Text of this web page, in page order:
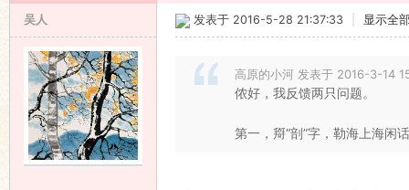
吴人 发表于 2016-5-28 21:37:33 显示全
高原的小河 发表于 2016-3-14
侬好，我反馈两只问题。
第一，搿“剖”字，勒海上海闲